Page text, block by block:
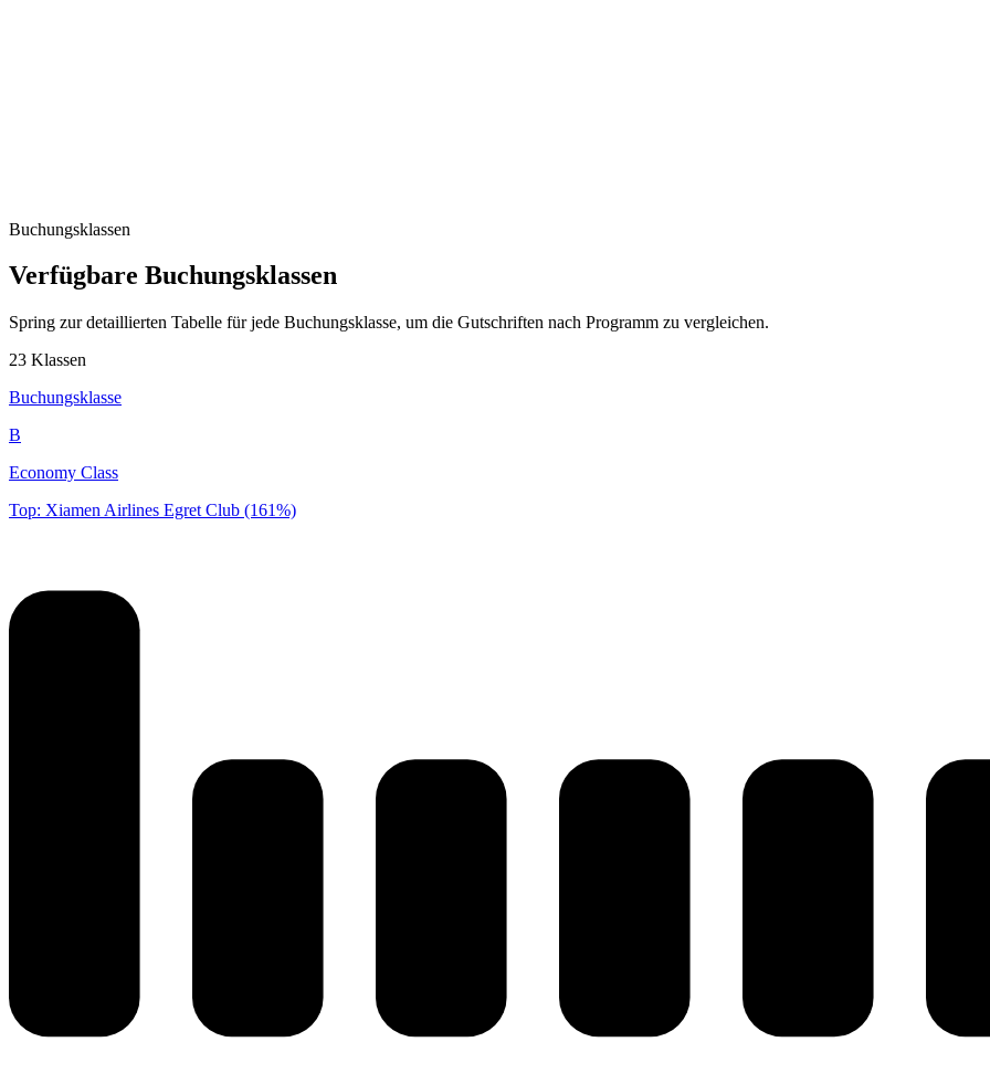
Buchungsklassen
Verfügbare Buchungsklassen
Spring zur detaillierten Tabelle für jede Buchungsklasse, um die Gutschriften nach Programm zu vergleichen.
23 Klassen
Buchungsklasse
B
Economy Class
Top: Xiamen Airlines Egret Club (161%)